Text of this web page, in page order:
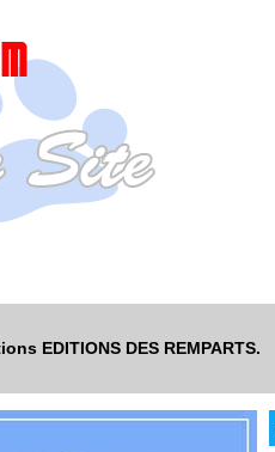
EDITIONS DES REMPARTS.